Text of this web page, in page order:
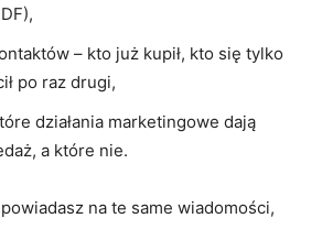
– kto już kupił, kto się tylko
po raz drugi,
działania marketingowe dają
a które nie.
na te same wiadomości,